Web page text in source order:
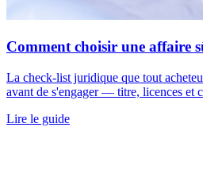
Comment choisir une affaire
La check-list juridique que tout
avant de s'engager — titre, licences et
Lire le guide